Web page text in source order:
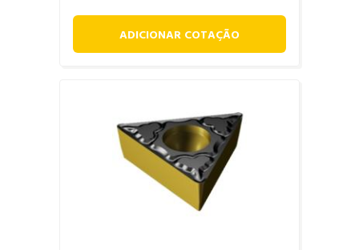
ADICIONAR COTAÇÃO